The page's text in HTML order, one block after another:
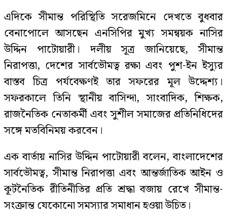
এদিকে সীমান্ত পরিস্থিতি সরেজমিনে দেখতে বুধবার
বেনাপোলে আসছেন এনসিপির মুখ্য সমন্বয়ক নাসির
উদ্দিন পাটোয়ারী। দলীয় সূত্র জানিয়েছে, সীমান্ত
নিরাপত্তা, দেশের সার্বভৌমত্ব রক্ষা এবং পুশ-ইন ইস্যুর
বাস্তব চিত্র পর্যবেক্ষণই তার সফরের মূল উদ্দেশ্য।
সফরকালে তিনি স্থানীয় বাসিন্দা, সাংবাদিক, শিক্ষক,
রাজনৈতিক নেতাকর্মী এবং সুশীল সমাজের প্রতিনিধিদের
সঙ্গে মতবিনিময় করবেন।
এক বার্তায় নাসির উদ্দিন পাটোয়ারী বলেন, বাংলাদেশের
সার্বভৌমত্ব, সীমান্ত নিরাপত্তা এবং আন্তর্জাতিক আইন ও
কূটনৈতিক রীতিনীতির প্রতি শ্রদ্ধা বজায় রেখে সীমান্ত-
সংক্রান্ত যেকোনো সমস্যার সমাধান হওয়া উচিত।